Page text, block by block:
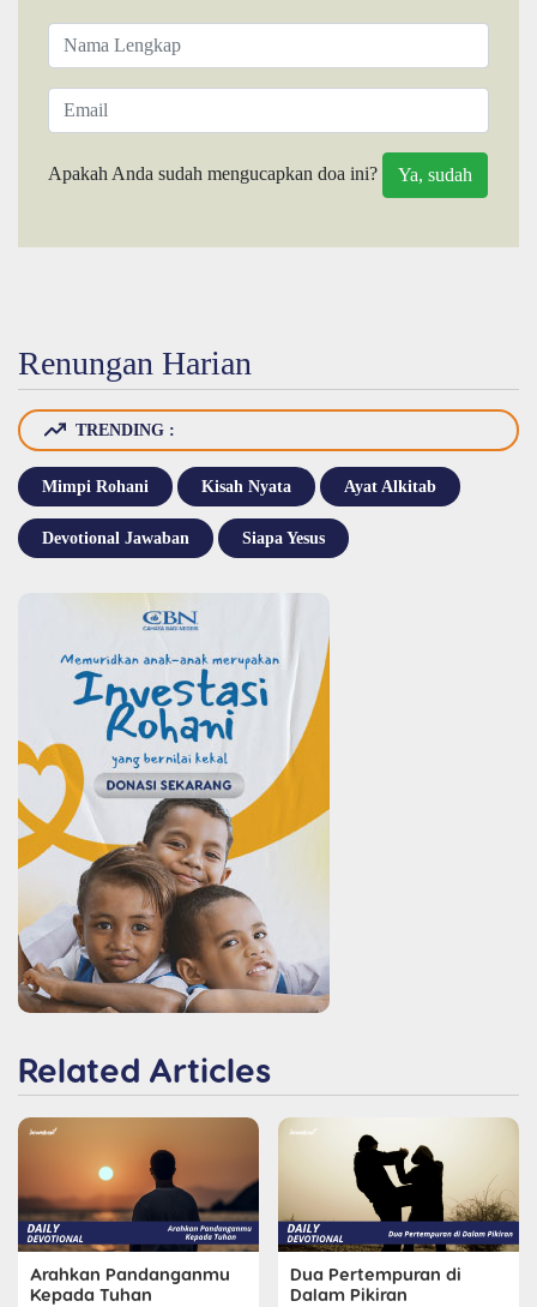
Apakah Anda sudah mengucapkan doa ini?
Renungan Harian
TRENDING :
Mimpi Rohani Kisah Nyata Ayat Alkitab
Devotional Jawaban Siapa Yesus
Related Articles
Arahkan Pandanganmu
Kepada Tuhan
Dua Pertempuran di
Dalam Pikiran